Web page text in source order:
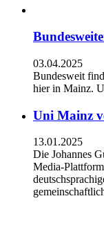
03.04.2025
Bundesweit
hier in Mainz.
Uni Mainz
13.01.2025
Die Johannes
Media-